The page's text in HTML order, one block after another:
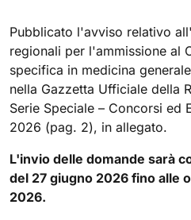
Pubblicato l'avviso relativo
regionali per l'ammissione al
specifica in medicina
nella Gazzetta Ufficiale della
Serie Speciale – Concorsi ed
2026 (pag. 2), in allegato.
L'invio delle domande sarà
del 27 giugno 2026 fino alle
2026.